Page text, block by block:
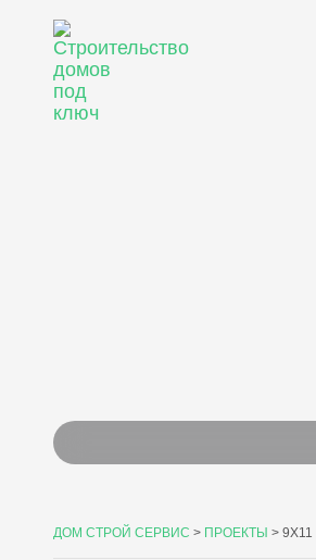
ДОМ СТРОЙ СЕРВИС > ПРОЕКТЫ > 9X11